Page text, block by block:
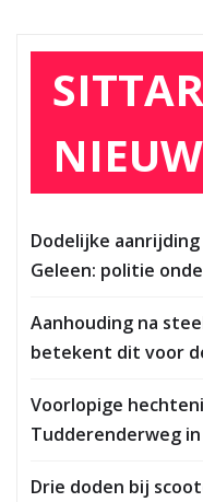
Dodelijke
Geleen: politie
Aanhouding na
betekent dit voor
Voorlopige
Tudderenderweg
Drie doden bij